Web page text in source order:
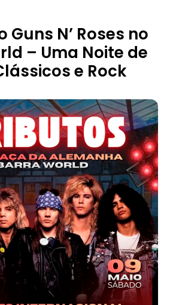
Guns N’ Roses no
– Uma Noite de
e Rock